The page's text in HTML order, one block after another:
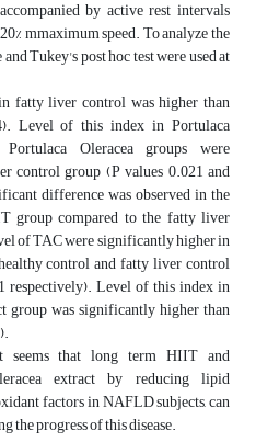
by active rest intervals
mmaximum speed. To analyze the
Tukey's post hoc test were used at
fatty liver control was higher than
Level of this index in Portulaca
Oleracea groups were
control group (P values 0.021 and
difference was observed in the
group compared to the fatty liver
of TAC were significantly higher in
control and fatty liver control
respectively). Level of this index in
group was significantly higher than
that long term HIIT and
extract by reducing lipid
factors in NAFLD subjects, can
progress of this disease.